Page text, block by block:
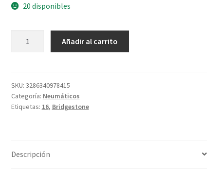
20 disponibles
B
16
77H
cantidad
Añadir al carrito
SKU: 3286340978415
Categoría: Neumáticos
Etiquetas: 16, Bridgestone
Descripción